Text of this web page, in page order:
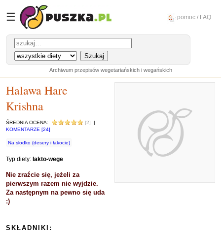
☰ pomoc / FAQ
Archiwum przepisów wegetariańskich i wegańskich
Halawa Hare
Krishna
ŚREDNIA OCENA: [2]
|
KOMENTARZE [24]
Na słodko (desery i łakocie)
Typ diety: lakto-wege
Nie zraźcie się, jeżeli za
pierwszym razem nie wyjdzie.
Za następnym na pewno się uda
:)
SKŁADNIKI: